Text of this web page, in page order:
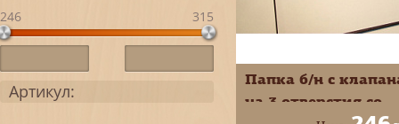
246 315
Артикул:
Папка б/н с
на 3 отверстия со